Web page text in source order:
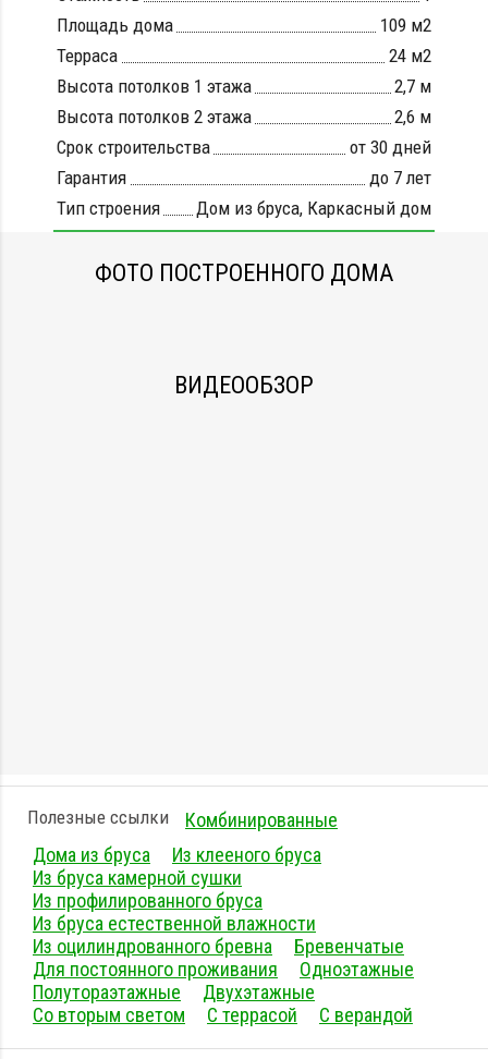
Площадь дома
109 м2
Терраса
24 м2
Высота потолков 1 этажа
2,7 м
Высота потолков 2 этажа
2,6 м
Срок строительства
от 30 дней
Гарантия
до 7 лет
Тип строения
Дом из бруса, Каркасный дом
ФОТО ПОСТРОЕННОГО ДОМА
ВИДЕООБЗОР
Полезные ссылки
Комбинированные
Дома из бруса
Из клееного бруса
Из бруса камерной сушки
Из профилированного бруса
Из бруса естественной влажности
Из оцилиндрованного бревна
Бревенчатые
Для постоянного проживания
Одноэтажные
Полутораэтажные
Двухэтажные
Со вторым светом
С террасой С верандой